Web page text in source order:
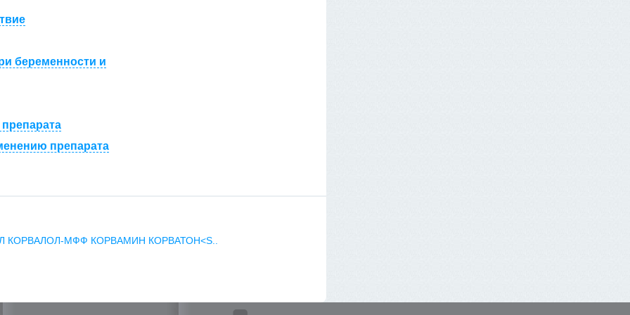
беременности и
препарата
КОРВАЛОЛ-МФФ КОРВАМИН КОРВАТОН<S..